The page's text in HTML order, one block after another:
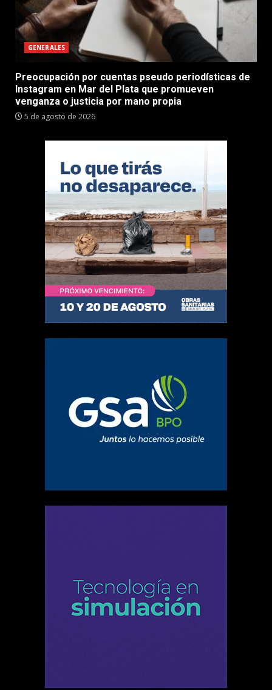
GENERALES
Preocupación por cuentas pseudo periodísticas de
Instagram en Mar del Plata que promueven
venganza o justicia por mano propia
5 de agosto de 2026